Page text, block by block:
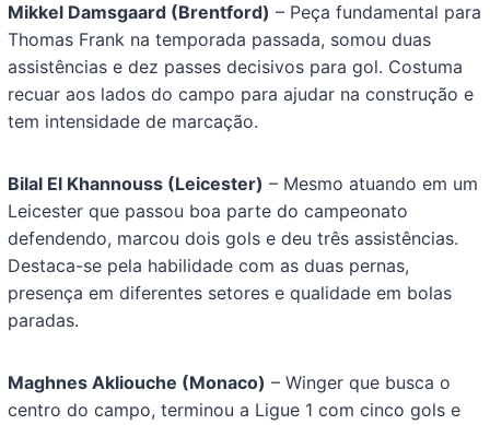
Mikkel Damsgaard (Brentford) – Peça fundamental para
Thomas Frank na temporada passada, somou duas
assistências e dez passes decisivos para gol. Costuma
recuar aos lados do campo para ajudar na construção e
tem intensidade de marcação.
Bilal El Khannouss (Leicester) – Mesmo atuando em um
Leicester que passou boa parte do campeonato
defendendo, marcou dois gols e deu três assistências.
Destaca-se pela habilidade com as duas pernas,
presença em diferentes setores e qualidade em bolas
paradas.
Maghnes Akliouche (Monaco) – Winger que busca o
centro do campo, terminou a Ligue 1 com cinco gols e